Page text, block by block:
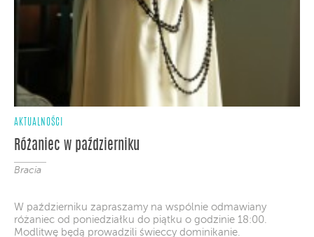
AKTUALNOŚCI
Różaniec w październiku
Bracia
W październiku zapraszamy na wspólnie odmawiany
różaniec od poniedziałku do piątku o godzinie 18:00.
Modlitwę będą prowadzili świeccy dominikanie.